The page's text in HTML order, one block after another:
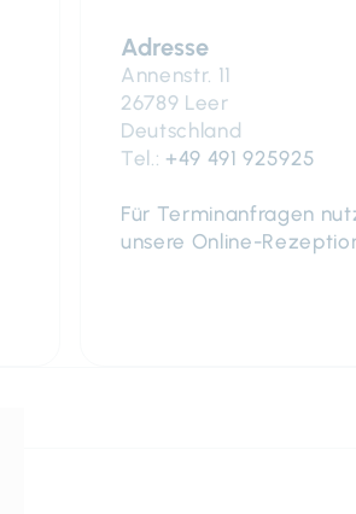
Adresse
Annenstr. 11
26789 Leer
Deutschland
Tel.: +49 491 925925
Für Terminanfragen
unsere Online-